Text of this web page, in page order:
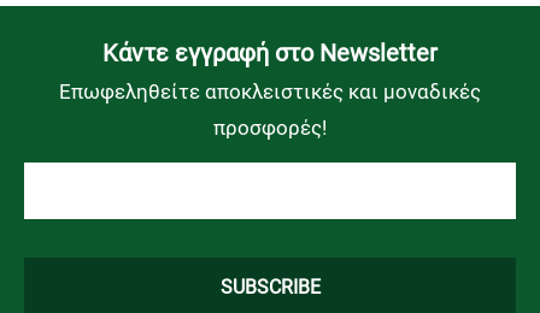
Kάντε εγγραφή στο Newsletter
Επωφεληθείτε αποκλειστικές και μοναδικές
προσφορές!